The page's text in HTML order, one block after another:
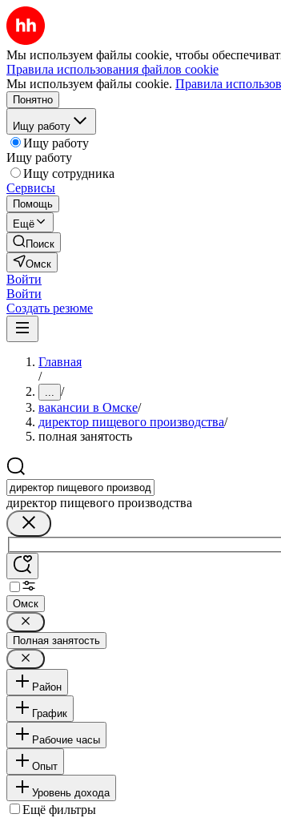
Мы используем файлы cookie, чтобы
Правила использования файлов cookie
Мы используем файлы cookie. Правила
Понятно
Ищу работу
Ищу работу
Ищу работу
Ищу сотрудника
Сервисы
Помощь
Ещё
Поиск
Омск
Войти
Войти
Создать резюме
Главная
/
... /
вакансии в Омске/
директор пищевого производства/
полная занятость
директор пищевого производства
Омск
Полная занятость
Район
График
Рабочие часы
Опыт
Уровень дохода
Ещё фильтры